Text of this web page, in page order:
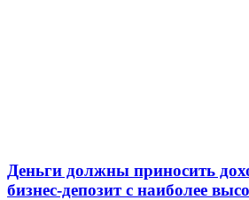
Деньги должны приносить
бизнес-депозит с наиболее